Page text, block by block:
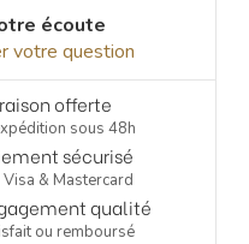
écoute
votre question
offerte
sous 48h
sécurisé
Visa & Mastercard
qualité
ou remboursé